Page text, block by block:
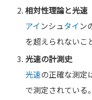
相対性理論と光速
アインシュタイン
を超えられないこ
光速の計測史
光速の正確な測定
で測定されている。